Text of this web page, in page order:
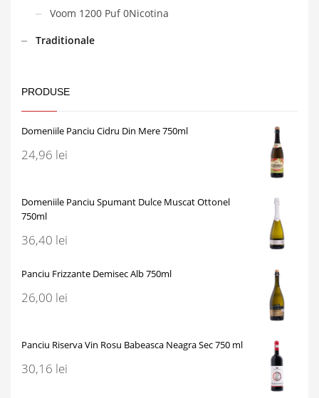
Voom 1200 Puf 0Nicotina
Traditionale
PRODUSE
Domeniile Panciu Cidru Din Mere 750ml
24,96 lei
Domeniile Panciu Spumant Dulce Muscat Ottonel
750ml
36,40 lei
Panciu Frizzante Demisec Alb 750ml
26,00 lei
Panciu Riserva Vin Rosu Babeasca Neagra Sec 750 ml
30,16 lei